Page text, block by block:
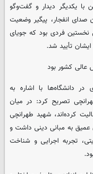
یکدیگر دیدار و گفت‌وگو
انفجار، پیگیر وضعیت
نخستین فردی بود که جویای
تأیید شد.
کشور بود
دانشگاه‌ها با اشاره به
تصریح کرد: در میان
کرده‌اند، شهید طهرانچی
عمیق به مبانی دینی داشت و
تجربه اجرایی و شناخت